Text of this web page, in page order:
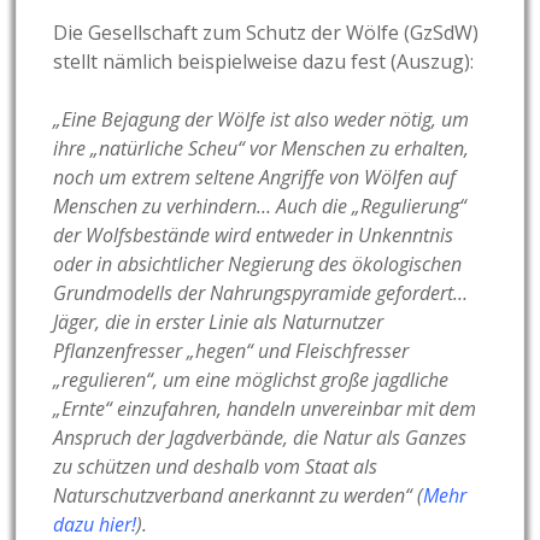
Die Gesellschaft zum Schutz der Wölfe (GzSdW)
stellt nämlich beispielweise dazu fest (Auszug):
„Eine Bejagung der Wölfe ist also weder nötig, um
ihre „natürliche Scheu“ vor Menschen zu erhalten,
noch um extrem seltene Angriffe von Wölfen auf
Menschen zu verhindern… Auch die „Regulierung“
der Wolfsbestände wird entweder in Unkenntnis
oder in absichtlicher Negierung des ökologischen
Grundmodells der Nahrungspyramide gefordert…
Jäger, die in erster Linie als Naturnutzer
Pflanzenfresser „hegen“ und Fleischfresser
„regulieren“, um eine möglichst große jagdliche
„Ernte“ einzufahren, handeln unvereinbar mit dem
Anspruch der Jagdverbände, die Natur als Ganzes
zu schützen und deshalb vom Staat als
Naturschutzverband anerkannt zu werden“ (Mehr
dazu hier!).